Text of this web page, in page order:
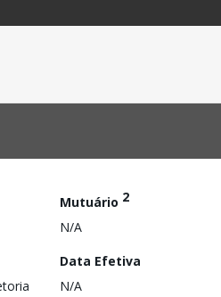
Mutuário 2
N/A
Data Efetiva
N/A